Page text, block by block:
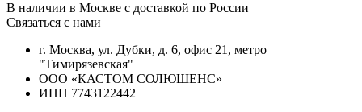
В наличии в Москве с доставкой по России
Связаться с нами
г. Москва, ул. Дубки, д. 6, офис 21, метро
"Тимирязевская"
ООО «КАСТОМ СОЛЮШЕНС»
ИНН 7743122442